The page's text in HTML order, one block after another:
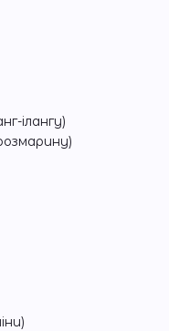
ілангу)